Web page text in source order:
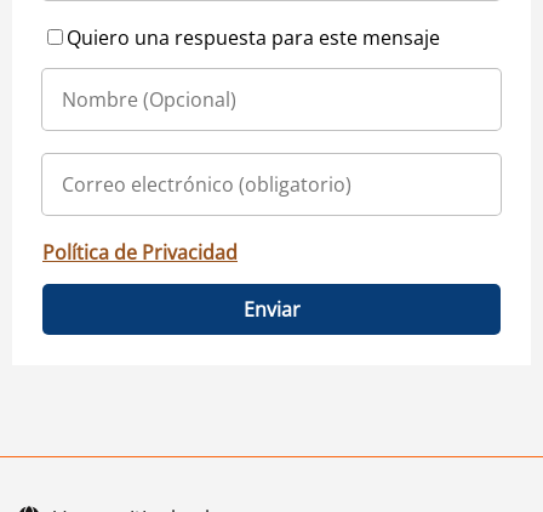
Quiero una respuesta para este mensaje
Política de Privacidad
Enviar